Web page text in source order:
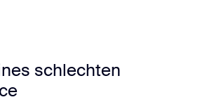
schlechten